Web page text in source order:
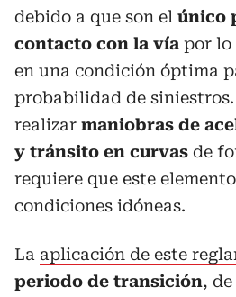
debido a que son el único
contacto con la vía por lo
en una condición óptima
probabilidad de siniestros.
realizar maniobras de
y tránsito en curvas de
requiere que este
condiciones idóneas.
La aplicación de este
periodo de transición,